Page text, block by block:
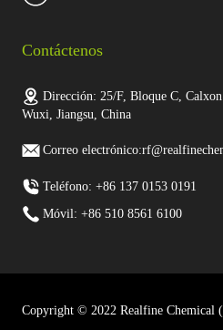
Contáctenos
Dirección: 25/F, Bloque C,
Wuxi, Jiangsu, China
Correo
Teléfono: +86 137 0153 0191
Móvil: +86 510 8561 6100
Copyright © 2022 Realfine Chemical